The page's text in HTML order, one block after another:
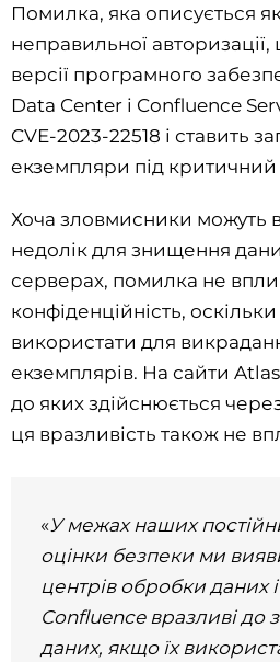
Помилка, яка описується
неправильної
версії програмного
Data Center і Confluence
CVE-2023-22518 і ставить
екземпляри під
Хоча зловмисники можуть
недолік для знищення
серверах, помилка не
конфіденційність,
використати для
екземплярів. На сайти
до яких здійснюється
ця вразливість також не
«У межах наших
оцінки безпеки ми
центрів обробки даних
Confluence вразливі до
даних, якщо їх